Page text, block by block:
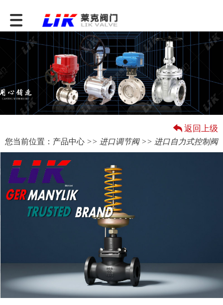
您当前位置： 产品中心 >> 进口调节阀>> 进口自力式控制阀
返回上级